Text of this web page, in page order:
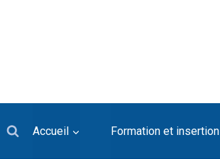
Accueil Formation et insertion